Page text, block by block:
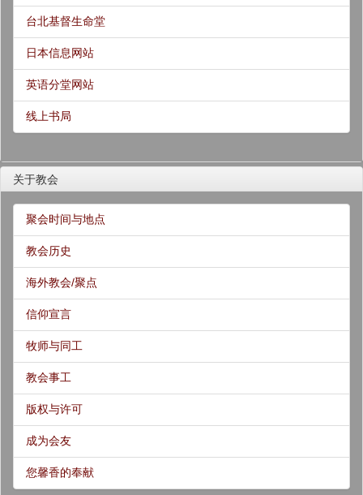
台北基督生命堂
日本信息网站
英语分堂网站
线上书局
关于教会
聚会时间与地点
教会历史
海外教会/聚点
信仰宣言
牧师与同工
教会事工
版权与许可
成为会友
您馨香的奉献